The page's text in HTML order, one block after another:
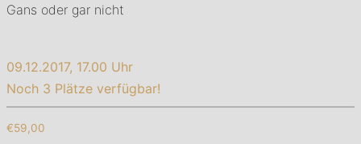
Gans oder gar nicht
09.12.2017, 17.00 Uhr
Noch 3 Plätze verfügbar!
€59,00